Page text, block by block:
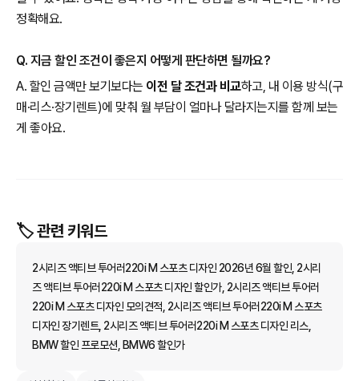
정확해요.
Q. 지금 할인 조건이 좋은지 어떻게 판단하면 될까요?
A. 할인 금액만 보기보다는 이전 달 조건과 비교하고, 내 이용 방식(구
매·리스·장기렌트)에 맞춰 월 부담이 얼마나 달라지는지를 함께 보는
게 좋아요.
🏷️ 관련 키워드
2시리즈 액티브 투어러220i M 스포츠 디자인 2026년 6월 할인, 2시리
즈 액티브 투어러220i M 스포츠 디자인 할인가, 2시리즈 액티브 투어러
220i M 스포츠 디자인 모의견적, 2시리즈 액티브 투어러220i M 스포츠
디자인 장기렌트, 2시리즈 액티브 투어러220i M 스포츠 디자인 리스,
BMW 할인 프로모션, BMW6 할인가